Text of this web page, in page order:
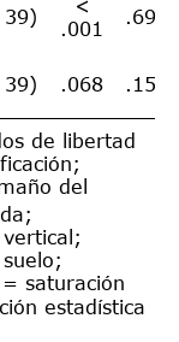
<
.001
.697
.068 .154
de libertad
del
saturación
estadística